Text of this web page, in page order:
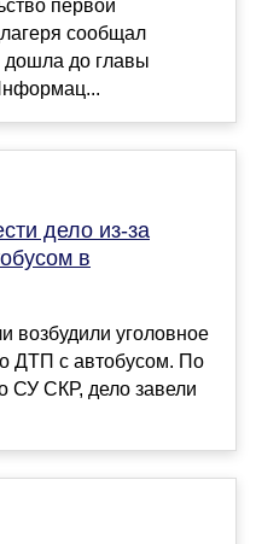
первой
сообщал
до главы
дело из-за
в
возбудили уголовное
ДТП с автобусом. По
СУ СКР, дело завели